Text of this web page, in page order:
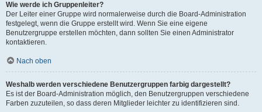
Wie werde ich Gruppenleiter?
Der Leiter einer Gruppe wird normalerweise durch die Board-Administration
festgelegt, wenn die Gruppe erstellt wird. Wenn Sie eine eigene
Benutzergruppe erstellen möchten, dann sollten Sie einen Administrator
kontaktieren.
Nach oben
Weshalb werden verschiedene Benutzergruppen farbig dargestellt?
Es ist der Board-Administration möglich, den Benutzergruppen verschiedene
Farben zuzuteilen, so dass deren Mitglieder leichter zu identifizieren sind.